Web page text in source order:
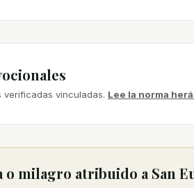
verificadas vinculadas. Lee la norma
o milagro atribuido a San